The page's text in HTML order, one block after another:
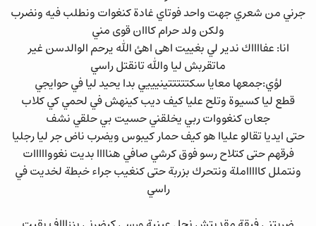
جرني من شعري جهت واحد فوتاي غادة كنغوات ونطلب فيه ونضرب
ولكن ولد حرام كااان قوى مني
انا: عفااااك ندير لي بغييت اهى اهئ الله يرحم الوالدسن غير
ماتقربش ليا والله تانقتل راسي
لؤي:جمعها معايا سكتتتتتينيييي بدا يحيد ليا في حوايجي
قطع ليا كسيوة وتلح عليا كيف ديب كينهش في لحمي كي كلاب
جعان كنغووات ربي يخلقني حسيت بي حلقي نشف
حتى ايديا تقالو علياا هو كيف حمار كيبوس ويضرب ناض جر ليا رجليا
فرقهم حتى كتلاح رسو فوق كرشي صافي هناااا بديت نغووااااات
ونتملل كاااااملة ونتحرك بزربة حتى كنغيب جراء خبطة لخديت في
راسي